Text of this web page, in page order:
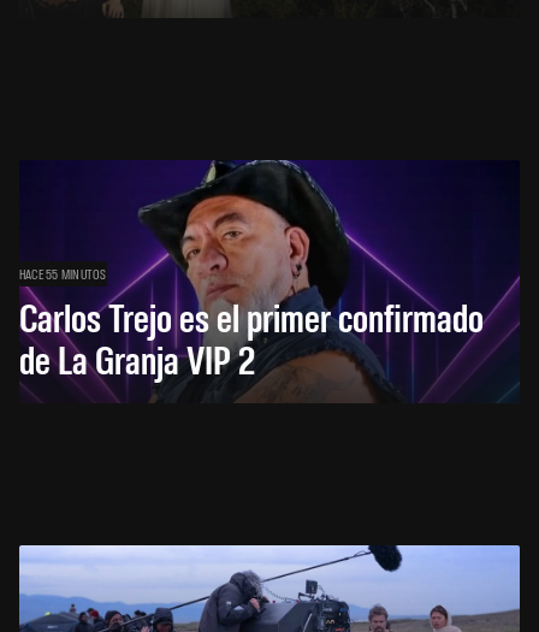
HACE 55 MINUTOS
Carlos Trejo es el primer confirmado
de La Granja VIP 2